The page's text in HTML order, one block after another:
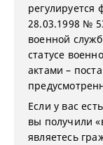
28.03.1998 №
военной
статусе
актами –
Если у вас
вы получили
являетесь